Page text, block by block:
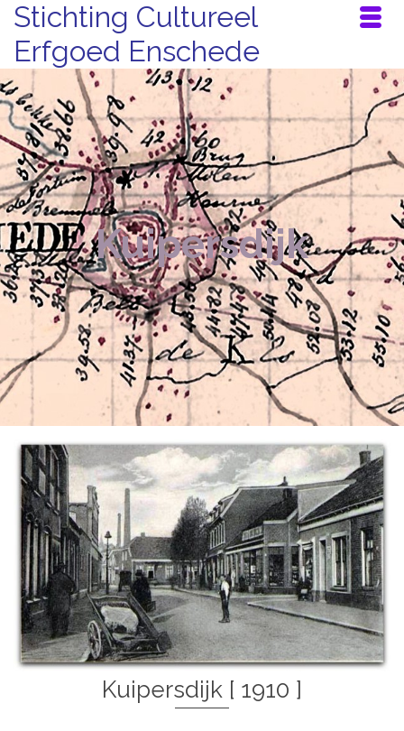
Stichting Cultureel
Erfgoed Enschede
Kuipersdijk
Kuipersdijk [ 1910 ]